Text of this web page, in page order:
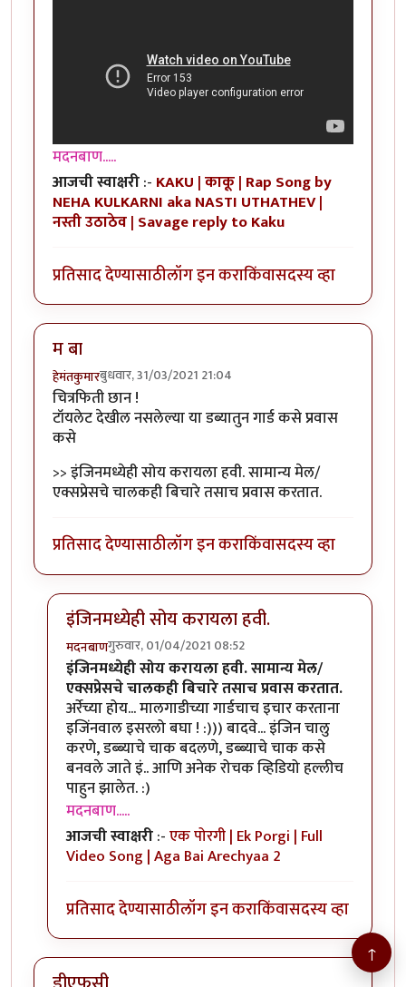
मदनबाण.....
आजची स्वाक्षरी:- KAKU | काकू | Rap Song by
NEHA KULKARNI aka NASTI UTHATHEV |
नस्ती उठाठेव | Savage reply to Kaku
प्रतिसाद देण्यासाठीलॉग इन कराकिंवासदस्य व्हा
म बा
हेमंतकुमारबुधवार, 31/03/2021 21:04
चित्रफिती छान !
टॉयलेट देखील नसलेल्या या डब्यातुन गार्ड कसे प्रवास
कसे
>> इंजिनमध्येही सोय करायला हवी. सामान्य मेल/
एक्सप्रेसचे चालकही बिचारे तसाच प्रवास करतात.
प्रतिसाद देण्यासाठीलॉग इन कराकिंवासदस्य व्हा
इंजिनमध्येही सोय करायला हवी.
मदनबाणगुरुवार, 01/04/2021 08:52
In reply toम बाbyहेमंतकुमार
इंजिनमध्येही सोय करायला हवी. सामान्य मेल/
एक्सप्रेसचे चालकही बिचारे तसाच प्रवास करतात.
अर्रेच्या होय... मालगाडीच्या गार्डचाच इचार करताना
इजिंनवाल इसरलो बघा ! :))) बादवे... इंजिन चालु
करणे, डब्ब्याचे चाक बदलणे, डब्ब्याचे चाक कसे
बनवले जाते इं.. आणि अनेक रोचक व्हिडियो हल्लीच
पाहुन झालेत. :)
मदनबाण.....
आजची स्वाक्षरी:-एक पोरगी | Ek Porgi | Full
Video Song | Aga Bai Arechyaa 2
प्रतिसाद देण्यासाठीलॉग इन कराकिंवासदस्य व्हा
↑